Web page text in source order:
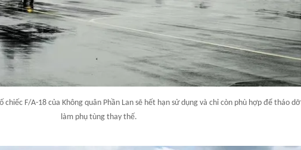
F/A-18 của Không quân Phần Lan sẽ hết hạn sử dụng và chỉ còn phù hợp để tháo dỡ
làm phụ tùng thay thế.